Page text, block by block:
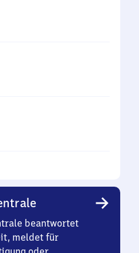
beantwortet
meldet für